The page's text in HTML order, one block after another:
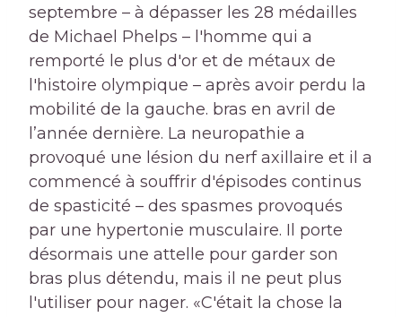
septembre – à dépasser les 28 médailles
de Michael Phelps – l'homme qui a
remporté le plus d'or et de métaux de
l'histoire olympique – après avoir perdu la
mobilité de la gauche. bras en avril de
l’année dernière. La neuropathie a
provoqué une lésion du nerf axillaire et il a
commencé à souffrir d'épisodes continus
de spasticité – des spasmes provoqués
par une hypertonie musculaire. Il porte
désormais une attelle pour garder son
bras plus détendu, mais il ne peut plus
l'utiliser pour nager. «C'était la chose la